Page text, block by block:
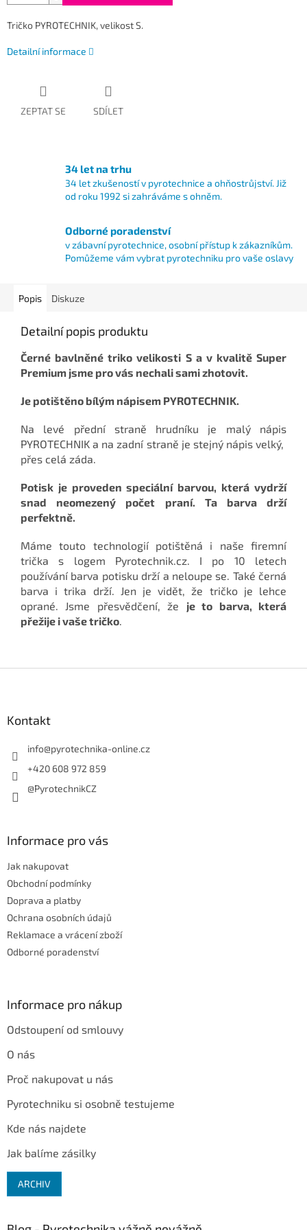
Tričko PYROTECHNIK, velikost S.
Detailní informace
ZEPTAT SE SDÍLET
34 let na trhu
34 let zkušeností v pyrotechnice a ohňostrůjství. Již
od roku 1992 si zahráváme s ohněm.
Odborné poradenství
v zábavní pyrotechnice, osobní přístup k zákazníkům.
Pomůžeme vám vybrat pyrotechniku pro vaše oslavy
Popis Diskuze
Detailní popis produktu
Černé bavlněné triko velikosti S a v kvalitě Super
Premium jsme pro vás nechali sami zhotovit.
Je potištěno bílým nápisem PYROTECHNIK.
Na levé přední straně hrudníku je malý nápis
PYROTECHNIK a na zadní straně je stejný nápis velký,
přes celá záda.
Potisk je proveden speciální barvou, která vydrží
snad neomezený počet praní. Ta barva drží
perfektně.
Máme touto technologií potištěná i naše firemní
trička s logem Pyrotechnik.cz. I po 10 letech
používání barva potisku drží a neloupe se. Také černá
barva i trika drží. Jen je vidět, že tričko je lehce
oprané. Jsme přesvědčení, že je to barva, která
přežije i vaše tričko.
Kontakt
info@pyrotechnika-online.cz
+420 608 972 859
@PyrotechnikCZ
Informace pro vás
Jak nakupovat
Obchodní podmínky
Doprava a platby
Ochrana osobních údajů
Reklamace a vrácení zboží
Odborné poradenství
Informace pro nákup
Odstoupení od smlouvy
O nás
Proč nakupovat u nás
Pyrotechniku si osobně testujeme
Kde nás najdete
Jak balíme zásilky
ARCHIV